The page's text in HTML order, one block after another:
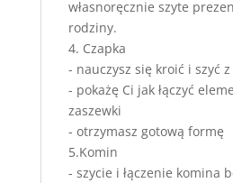
własnoręcznie szyte
rodziny.
4. Czapka
- nauczysz się kroić i szyć
- pokażę Ci jak łączyć
zaszewki
- otrzymasz gotową formę
5.Komin
- szycie i łączenie komina